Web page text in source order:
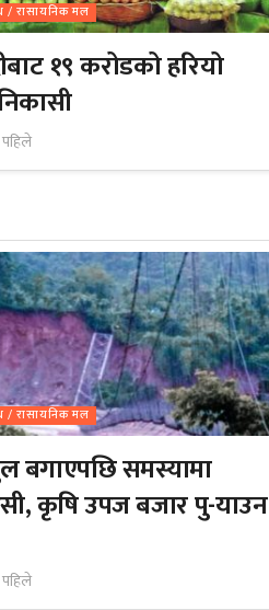
/ रासायनिक मल
१९ करोडको हरियो
/ रासायनिक मल
बगाएपछि समस्यामा
कृषि उपज बजार पु-याउन